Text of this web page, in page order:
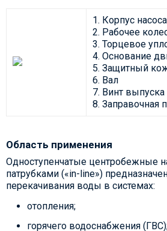
1. Корпус насоса
2. Рабочее
3. Торцевое
4. Основание
5. Защитный
6. Вал
7. Винт выпуска
8. Заправочная
Область применения
Одноступенчатые центробежные
патрубками («in-line»)
перекачивания воды в системах:
отопления;
горячего водоснабжения